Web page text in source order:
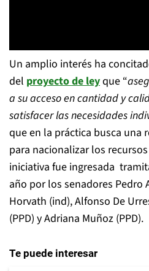
Un amplio interés ha
del proyecto de leyque “
a su acceso en cantidad y
satisfacer las necesidades
que en la práctica busca una
para nacionalizar los
iniciativa fue ingresada
año por los senadores Pedro
Horvath (ind), Alfonso De
(PPD) y Adriana Muñoz (PPD).
Te puede interesar